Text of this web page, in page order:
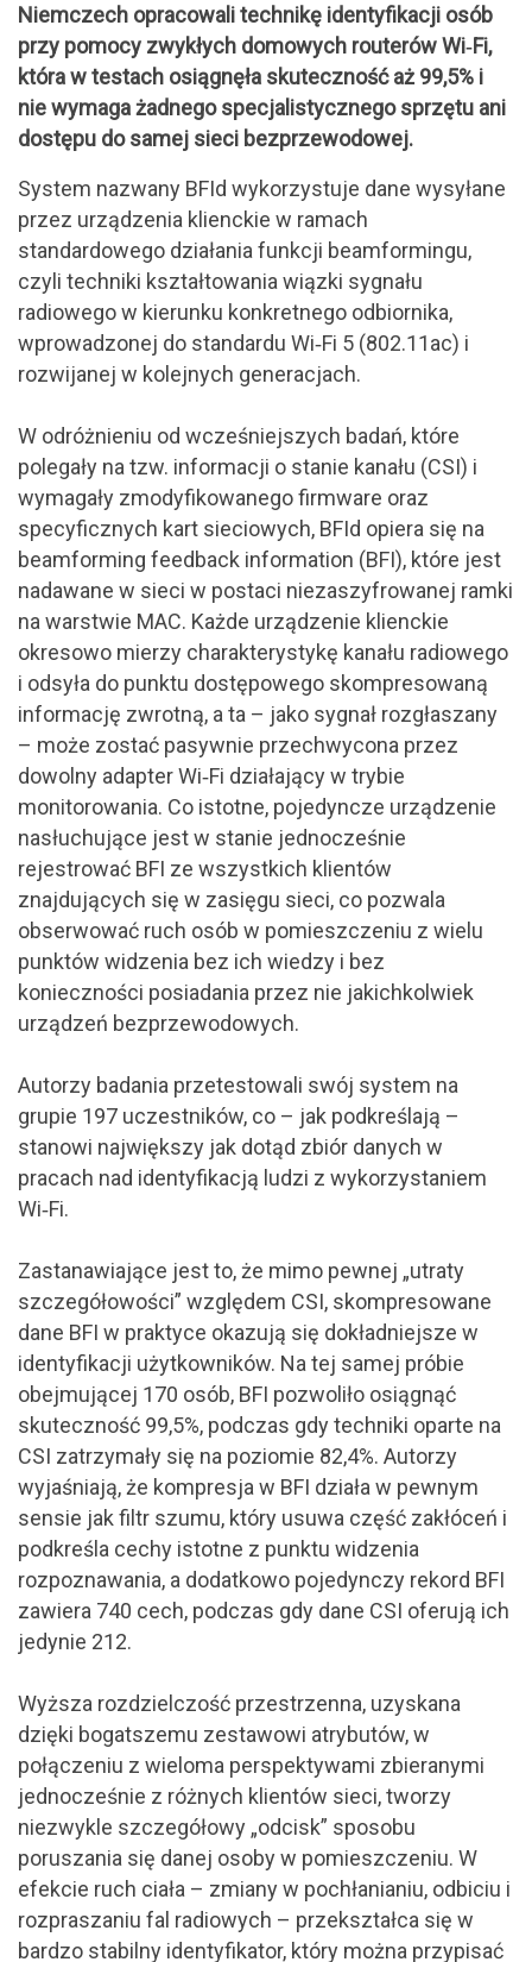
Niemczech opracowali technikę identyfikacji osób
przy pomocy zwykłych domowych routerów Wi‑Fi,
która w testach osiągnęła skuteczność aż 99,5% i
nie wymaga żadnego specjalistycznego sprzętu ani
dostępu do samej sieci bezprzewodowej.
System nazwany BFId wykorzystuje dane wysyłane
przez urządzenia klienckie w ramach
standardowego działania funkcji beamformingu,
czyli techniki kształtowania wiązki sygnału
radiowego w kierunku konkretnego odbiornika,
wprowadzonej do standardu Wi‑Fi 5 (802.11ac) i
rozwijanej w kolejnych generacjach.
W odróżnieniu od wcześniejszych badań, które
polegały na tzw. informacji o stanie kanału (CSI) i
wymagały zmodyfikowanego firmware oraz
specyficznych kart sieciowych, BFId opiera się na
beamforming feedback information (BFI), które jest
nadawane w sieci w postaci niezaszyfrowanej ramki
na warstwie MAC. Każde urządzenie klienckie
okresowo mierzy charakterystykę kanału radiowego
i odsyła do punktu dostępowego skompresowaną
informację zwrotną, a ta – jako sygnał rozgłaszany
– może zostać pasywnie przechwycona przez
dowolny adapter Wi‑Fi działający w trybie
monitorowania. Co istotne, pojedyncze urządzenie
nasłuchujące jest w stanie jednocześnie
rejestrować BFI ze wszystkich klientów
znajdujących się w zasięgu sieci, co pozwala
obserwować ruch osób w pomieszczeniu z wielu
punktów widzenia bez ich wiedzy i bez
konieczności posiadania przez nie jakichkolwiek
urządzeń bezprzewodowych.
Autorzy badania przetestowali swój system na
grupie 197 uczestników, co – jak podkreślają –
stanowi największy jak dotąd zbiór danych w
pracach nad identyfikacją ludzi z wykorzystaniem
Wi‑Fi.
Zastanawiające jest to, że mimo pewnej „utraty
szczegółowości” względem CSI, skompresowane
dane BFI w praktyce okazują się dokładniejsze w
identyfikacji użytkowników. Na tej samej próbie
obejmującej 170 osób, BFI pozwoliło osiągnąć
skuteczność 99,5%, podczas gdy techniki oparte na
CSI zatrzymały się na poziomie 82,4%. Autorzy
wyjaśniają, że kompresja w BFI działa w pewnym
sensie jak filtr szumu, który usuwa część zakłóceń i
podkreśla cechy istotne z punktu widzenia
rozpoznawania, a dodatkowo pojedynczy rekord BFI
zawiera 740 cech, podczas gdy dane CSI oferują ich
jedynie 212.
Wyższa rozdzielczość przestrzenna, uzyskana
dzięki bogatszemu zestawowi atrybutów, w
połączeniu z wieloma perspektywami zbieranymi
jednocześnie z różnych klientów sieci, tworzy
niezwykle szczegółowy „odcisk” sposobu
poruszania się danej osoby w pomieszczeniu. W
efekcie ruch ciała – zmiany w pochłanianiu, odbiciu i
rozpraszaniu fal radiowych – przekształca się w
bardzo stabilny identyfikator, który można przypisać